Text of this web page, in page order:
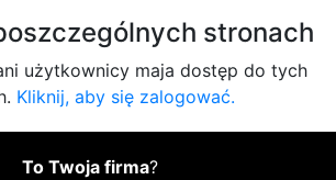
stronach
użytkownicy maja dostęp do tych
Kliknij, aby się zalogować.
To Twoja firma?